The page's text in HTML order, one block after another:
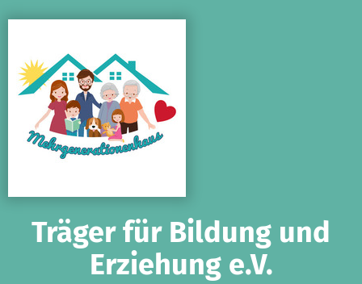
Träger für Bildung und
Erziehung e.V.